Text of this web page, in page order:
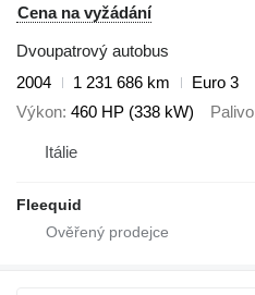
Cena na vyžádání
Dvoupatrový autobus
2004
1 231 686 km
Euro 3
Výkon 460 HP (338 kW) Palivo
Itálie
Fleequid